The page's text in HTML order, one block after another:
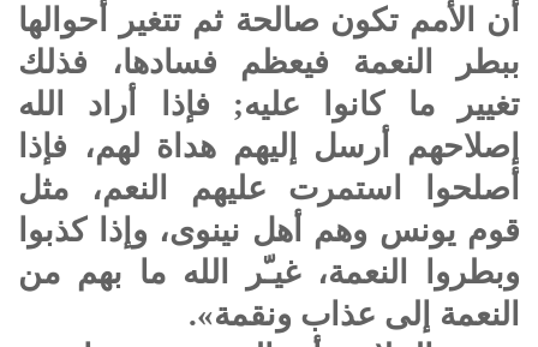
أن الأمم تكون صالحة ثم تتغير أحوالها
ببطر النعمة فيعظم فسادها، فذلك
تغيير ما كانوا عليه; فإذا أراد الله
إصلاحهم أرسل إليهم هداة لهم، فإذا
أصلحوا استمرت عليهم النعم، مثل
قوم يونس وهم أهل نينوى، وإذا كذبوا
وبطروا النعمة، غيـّر الله ما بهم من
النعمة إلى عذاب ونقمة».